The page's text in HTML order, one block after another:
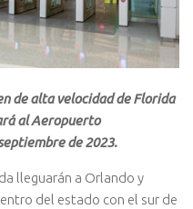
de alta velocidad de Florida
al Aeropuerto
de 2023.
lleguarán a Orlando y
del estado con el sur de